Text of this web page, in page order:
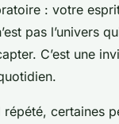
: votre
pas l’univers
C’est une
répété, certaines